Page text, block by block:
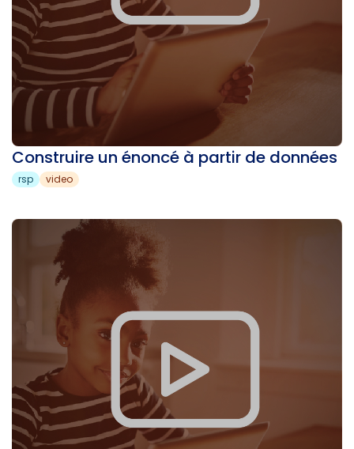
Construire un énoncé à partir de données
rsp video